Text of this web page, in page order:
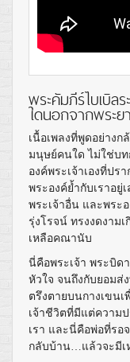
พระคัมภีร์ไบเบิล
ใดนอกจากพระย
เนื้อเพลงที่พูดอย่าง
มนุษย์คนใด ไม่ใช่บ
องค์พระเจ้าเองที่ปร
พระองค์ย้ำกับเราอยู่
พระเจ้าอื่น และพระ
รุ่งโรจน์ ทรงงดงาม
เหลือคณานับ
นี่คือพระเจ้า พระบิด
หัวใจ จนถึงกับยอมส่
ตรึงตายบนกางเขน
เจ้าชีวิตที่มีแต่ความ
เรา และนี่คือพ่อที่รอ
กลับบ้าน…แล้วจะมีเ